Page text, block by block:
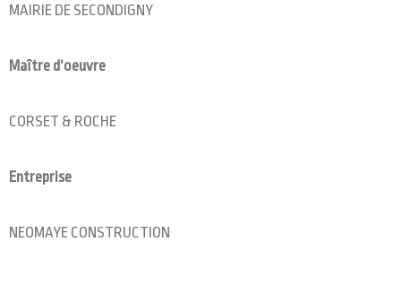
MAIRIE DE SECONDIGNY
Maître d’oeuvre
CORSET & ROCHE
Entreprise
NEOMAYE CONSTRUCTION